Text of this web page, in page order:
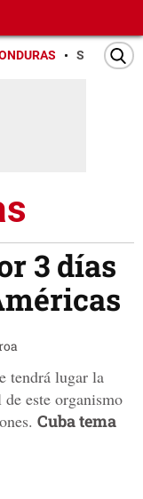
SAN PEDRO
3 días
tendrá lugar la
este organismo
Cuba tema